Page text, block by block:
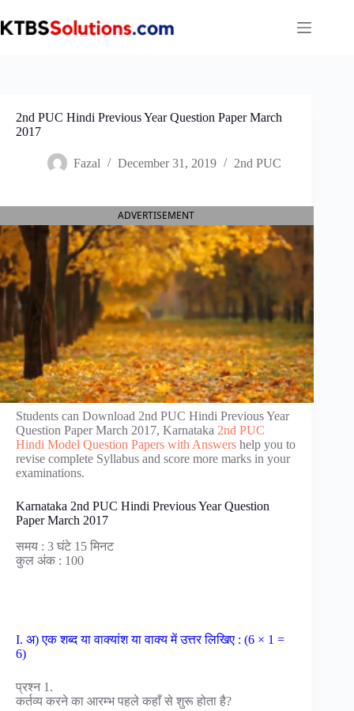
to
content
2nd PUC Hindi Previous Year Question Paper March
2017
Fazal December 31, 2019 2nd PUC
ADVERTISEMENT
Students can Download 2nd PUC Hindi Previous Year
Question Paper March 2017, Karnataka 2nd PUC
Hindi Model Question Papers with Answers help you to
revise complete Syllabus and score more marks in your
examinations.
Karnataka 2nd PUC Hindi Previous Year Question
Paper March 2017
समय : 3 घंटे 15 मिनट
कुल अंक : 100
I. अ) एक शब्द या वाक्यांश या वाक्य में उत्तर लिखिए : (6 × 1 =
6)
प्रश्न 1.
कर्तव्य करने का आरम्भ पहले कहाँ से शुरू होता है?